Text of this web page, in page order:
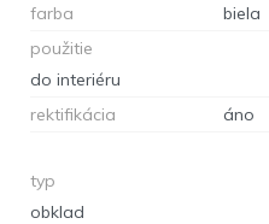
farba
biela
použitie
do interiéru
rektifikácia
áno
typ
obklad